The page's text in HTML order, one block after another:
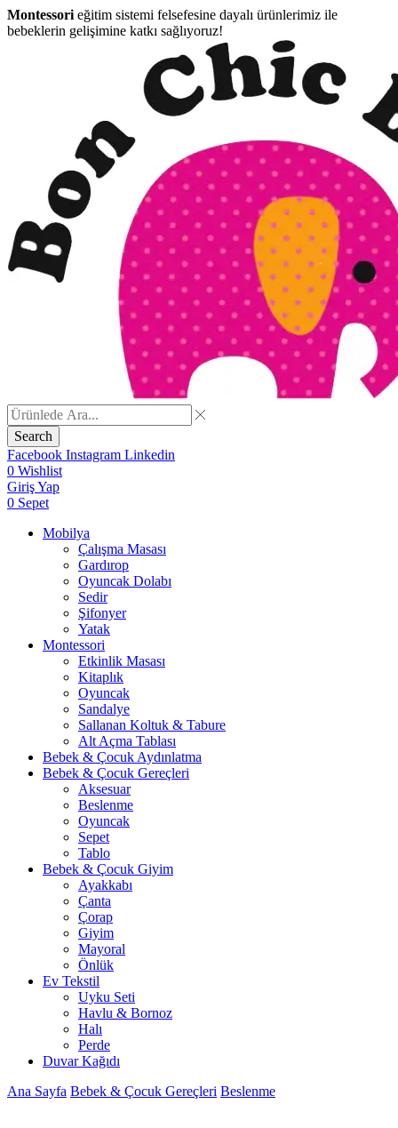
Montessori eğitim sistemi felsefesine dayalı ürünlerimiz ile
bebeklerin gelişimine katkı sağlıyoruz!
Search
Facebook Instagram Linkedin
0 Wishlist
Giriş Yap
0 Sepet
Mobilya
Çalışma Masası
Gardırop
⁠Oyuncak Dolabı
Sedir
Şifonyer
Yatak
Montessori
Etkinlik Masası
Kitaplık
Oyuncak
Sandalye
Sallanan Koltuk & Tabure
Alt Açma Tablası
Bebek & Çocuk Aydınlatma
Bebek & Çocuk Gereçleri
Aksesuar
Beslenme
Oyuncak
Sepet
Tablo
Bebek & Çocuk Giyim
Ayakkabı
Çanta
Çorap
Giyim
Mayoral
Önlük
Ev Tekstil
Uyku Seti
Havlu & Bornoz
Halı
Perde
Duvar Kağıdı
Ana Sayfa Bebek & Çocuk Gereçleri Beslenme